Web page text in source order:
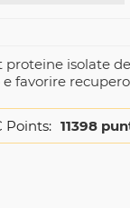
proteine isolate
favorire
Points: 11398